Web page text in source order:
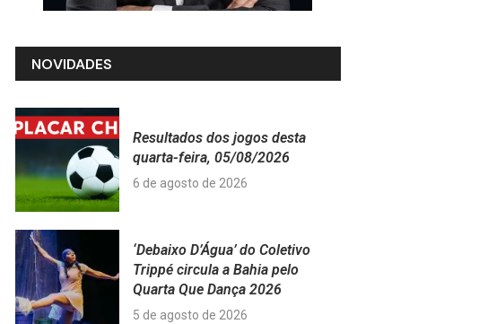
NOVIDADES
Resultados dos jogos desta
quarta-feira, 05/08/2026
6 de agosto de 2026
‘Debaixo D’Água’ do Coletivo
Trippé circula a Bahia pelo
Quarta Que Dança 2026
5 de agosto de 2026